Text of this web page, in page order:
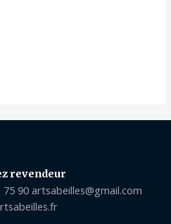
revendeur
90 artsabeilles@gmail.com